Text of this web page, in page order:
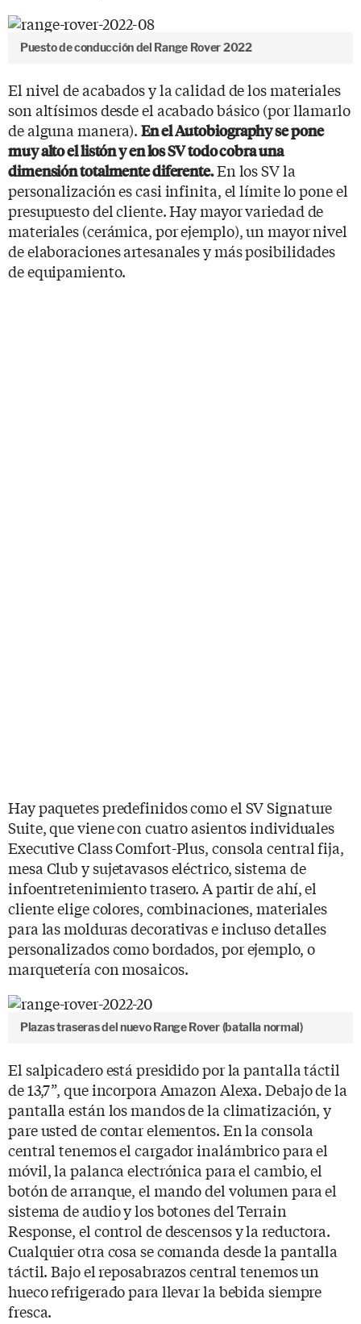
Puesto de conducción del Range Rover 2022
El nivel de acabados y la calidad de los materiales
son altísimos desde el acabado básico (por llamarlo
de alguna manera).En el Autobiography se pone
muy alto el listón y en los SV todo cobra una
dimensión totalmente diferente.En los SV la
personalización es casi infinita, el límite lo pone el
presupuesto del cliente. Hay mayor variedad de
materiales (cerámica, por ejemplo), un mayor nivel
de elaboraciones artesanales y más posibilidades
de equipamiento.
Hay paquetes predefinidos como el SV Signature
Suite, que viene con cuatro asientos individuales
Executive Class Comfort-Plus, consola central fija,
mesa Club y sujetavasos eléctrico, sistema de
infoentretenimiento trasero. A partir de ahí, el
cliente elige colores, combinaciones, materiales
para las molduras decorativas e incluso detalles
personalizados como bordados, por ejemplo, o
marquetería con mosaicos.
Plazas traseras del nuevo Range Rover (batalla normal)
El salpicadero está presidido por la pantalla táctil
de 13,7”, que incorpora Amazon Alexa. Debajo de la
pantalla están los mandos de la climatización, y
pare usted de contar elementos. En la consola
central tenemos el cargador inalámbrico para el
móvil, la palanca electrónica para el cambio, el
botón de arranque, el mando del volumen para el
sistema de audio y los botones del Terrain
Response, el control de descensos y la reductora.
Cualquier otra cosa se comanda desde la pantalla
táctil. Bajo el reposabrazos central tenemos un
hueco refrigerado para llevar la bebida siempre
fresca.